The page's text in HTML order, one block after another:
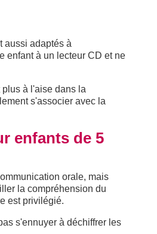
aussi adaptés à
enfant à un lecteur CD et ne
à l'aise dans la
s'associer avec la
enfants de 5
orale, mais
la compréhension du
est privilégié.
s'ennuyer à déchiffrer les